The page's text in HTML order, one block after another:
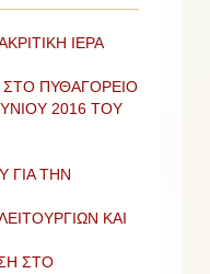
ΙΕΡΑ
ΣΤΟ ΠΥΘΑΓΟΡΕΙΟ
2016 ΤΟΥ
ΓΙΑ ΤΗΝ
ΚΑΙ
ΣΤΟ